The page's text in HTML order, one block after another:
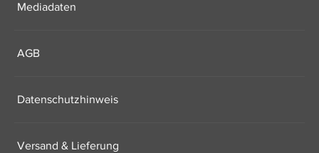
Mediadaten
AGB
Datenschutzhinweis
Versand & Lieferung